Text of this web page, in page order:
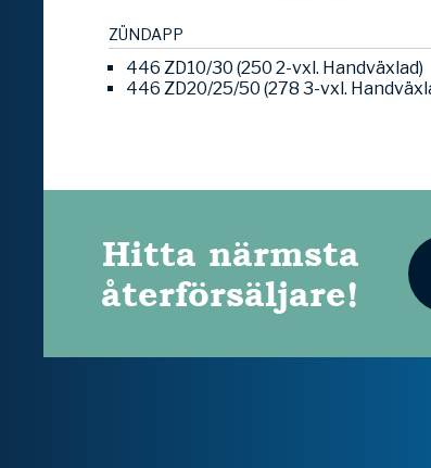
ZÜNDAPP
446 ZD10/30 (250 2-vxl. Handväxlad)
446 ZD20/25/50 (278 3-vxl.
Hitta närmsta
återförsäljare!